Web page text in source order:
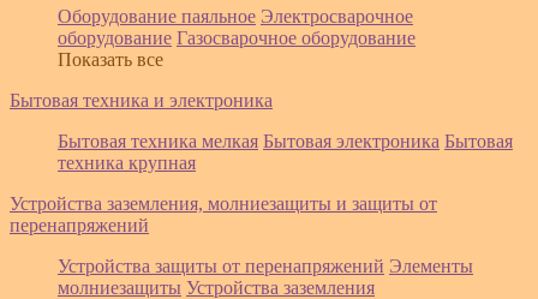
Оборудование паяльное Электросварочное
оборудование Газосварочное оборудование
Показать все
Бытовая техника и электроника
Бытовая техника мелкая Бытовая электроника Бытовая
техника крупная
Устройства заземления, молниезащиты и защиты от
перенапряжений
Устройства защиты от перенапряжений Элементы
молниезащиты Устройства заземления